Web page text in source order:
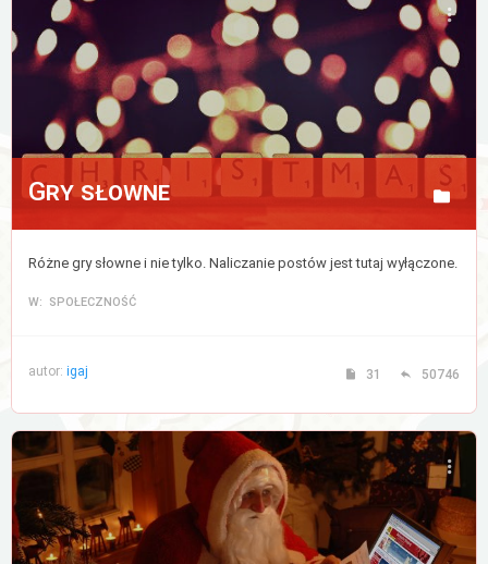
Gry słowne
Różne gry słowne i nie tylko. Naliczanie postów jest tutaj wyłączone.
W: SPOŁECZNOŚĆ
autor: igaj 31 50746